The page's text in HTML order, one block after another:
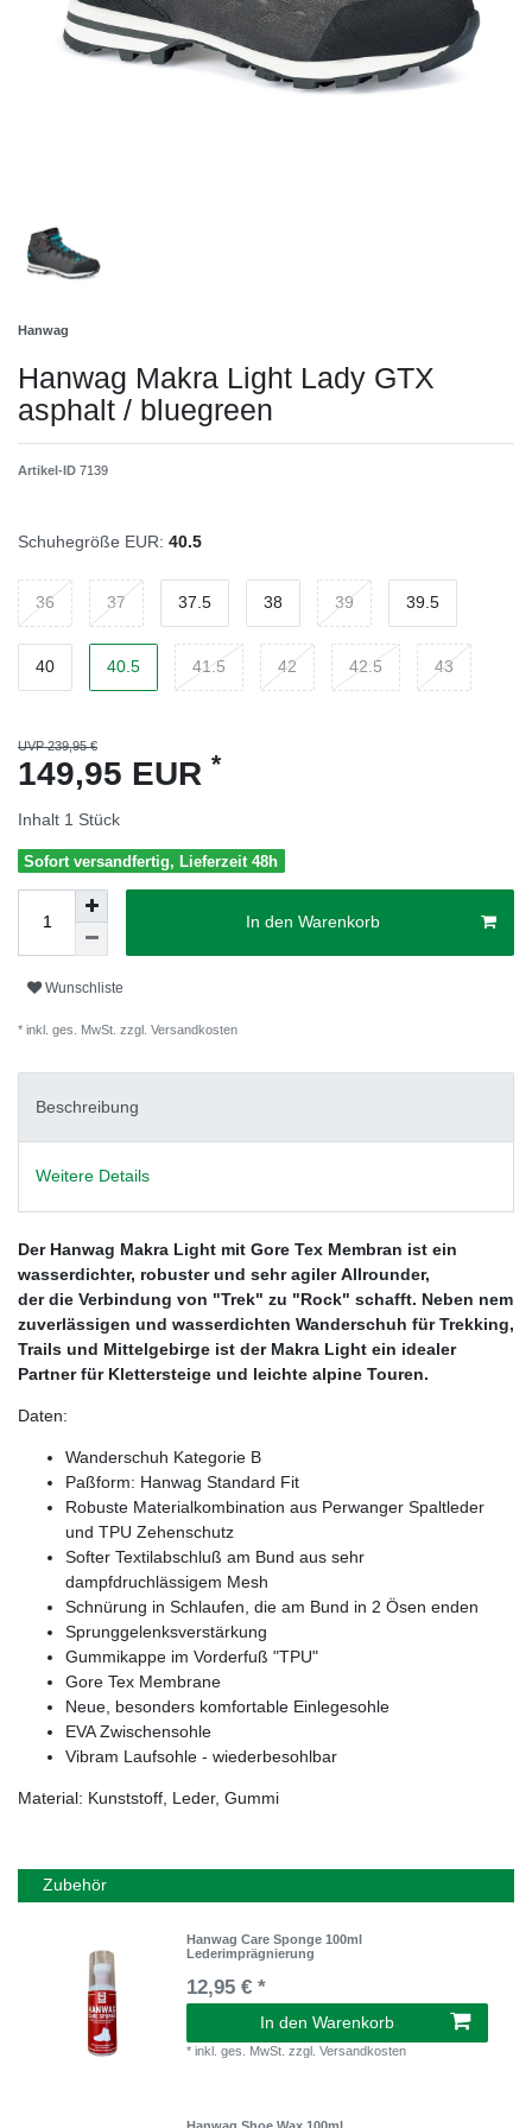
Hanwag
Hanwag Makra Light Lady GTX
asphalt / bluegreen
Artikel-ID 7139
Schuhegröße EUR: 40.5
36 37 37.5 38 39 39.5
40 40.5 41.5 42 42.5 43
UVP 239,95 €
149,95 EUR *
Inhalt 1 Stück
Sofort versandfertig, Lieferzeit 48h
In den Warenkorb
Wunschliste
* inkl. ges. MwSt. zzgl. Versandkosten
Beschreibung
Weitere Details
Der Hanwag Makra Light mit Gore Tex Membran ist ein
wasserdichter, robuster und sehr agiler Allrounder,
der die Verbindung von "Trek" zu "Rock" schafft. Neben nem
zuverlässigen und wasserdichten Wanderschuh für Trekking,
Trails und Mittelgebirge ist der Makra Light ein idealer
Partner für Klettersteige und leichte alpine Touren.
Daten:
Wanderschuh Kategorie B
Paßform: Hanwag Standard Fit
Robuste Materialkombination aus Perwanger Spaltleder
und TPU Zehenschutz
Softer Textilabschluß am Bund aus sehr
dampfdruchlässigem Mesh
Schnürung in Schlaufen, die am Bund in 2 Ösen enden
Sprunggelenksverstärkung
Gummikappe im Vorderfuß "TPU"
Gore Tex Membrane
Neue, besonders komfortable Einlegesohle
EVA Zwischensohle
Vibram Laufsohle - wiederbesohlbar
Material: Kunststoff, Leder, Gummi
Zubehör
Hanwag Care Sponge 100ml
Lederimprägnierung
12,95 € *
In den Warenkorb
*inkl. ges. MwSt. zzgl.Versandkosten